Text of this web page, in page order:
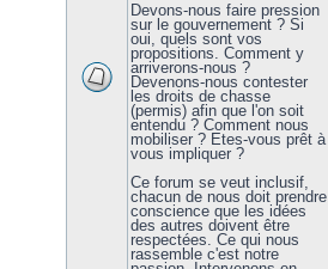
Devons-nous faire pression
sur le gouvernement ? Si
oui, quels sont vos
propositions. Comment y
arriverons-nous ?
Devenons-nous contester
les droits de chasse
(permis) afin que l'on soit
entendu ? Comment nous
mobiliser ? Etes-vous prêt à
vous impliquer ?
Ce forum se veut inclusif,
chacun de nous doit prendre
conscience que les idées
des autres doivent être
respectées. Ce qui nous
rassemble c'est notre